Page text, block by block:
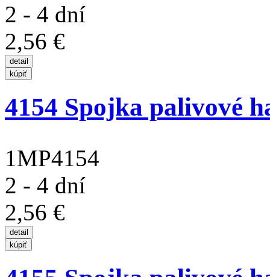
2 - 4 dní
2,56 €
4154 Spojka palivové
1MP4154
2 - 4 dní
2,56 €